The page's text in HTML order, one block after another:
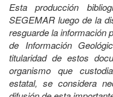
Esta producción
SEGEMAR luego de la
resguarde la información
de Información
titularidad de estos
organismo que
estatal, se considera